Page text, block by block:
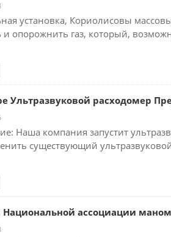
установка, Кориолисовы
и опорожнить газ, который,
Ультразвуковой расходомер
Наша компания запустит
существующий
Национальной ассоциации